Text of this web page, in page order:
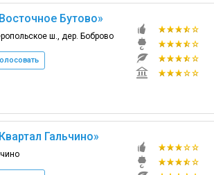
Бутово»
ш., дер. Боброво
Гальчино»